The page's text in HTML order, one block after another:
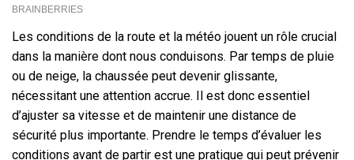
Les conditions de la route et la météo jouent un rôle crucial
dans la manière dont nous conduisons. Par temps de pluie
ou de neige, la chaussée peut devenir glissante,
nécessitant une attention accrue. Il est donc essentiel
d’ajuster sa vitesse et de maintenir une distance de
sécurité plus importante. Prendre le temps d’évaluer les
conditions avant de partir est une pratique qui peut prévenir